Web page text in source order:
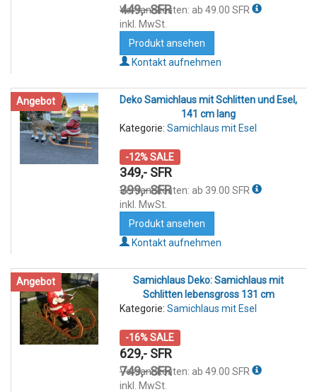
449,- SFR
Versandkosten: ab 49.00 SFR
inkl. MwSt.
Produkt ansehen
Kontakt aufnehmen
Angebot
Deko Samichlaus mit Schlitten und Esel,
141 cm lang
Kategorie: Samichlaus mit Esel
-12% SALE
349,- SFR
399,- SFR
Versandkosten: ab 39.00 SFR
inkl. MwSt.
Produkt ansehen
Kontakt aufnehmen
Angebot
Samichlaus Deko: Samichlaus mit
Schlitten lebensgross 131 cm
Kategorie: Samichlaus mit Esel
-16% SALE
629,- SFR
749,- SFR
Versandkosten: ab 49.00 SFR
inkl. MwSt.